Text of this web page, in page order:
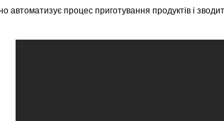
процес приготування продуктів і